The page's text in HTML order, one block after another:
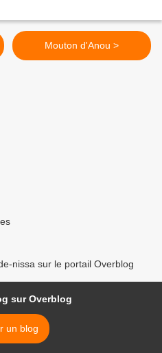
Mouton d'Anou >
nissa sur le portail Overblog
sur Overblog
un blog